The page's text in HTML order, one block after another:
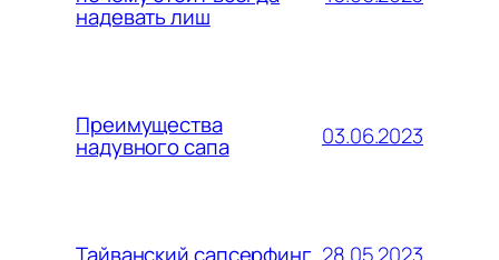
надевать лиш
Преимущества
надувного сапа 03.06.2023
28.05.2023